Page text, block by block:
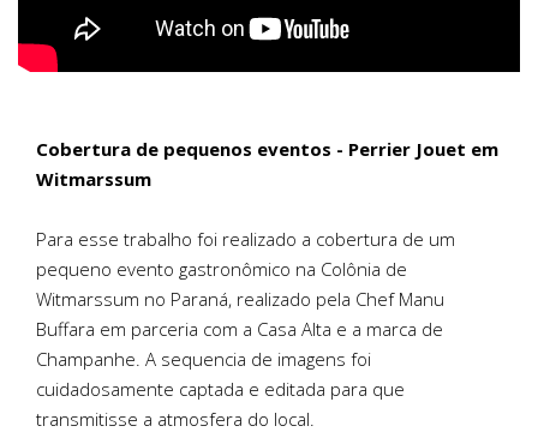
Cobertura de pequenos eventos - Perrier Jouet em
Witmarssum
Para esse trabalho foi realizado a cobertura de um
pequeno evento gastronômico na Colônia de
Witmarssum no Paraná, realizado pela Chef Manu
Buffara em parceria com a Casa Alta e a marca de
Champanhe. A sequencia de imagens foi
cuidadosamente captada e editada para que
transmitisse a atmosfera do local.